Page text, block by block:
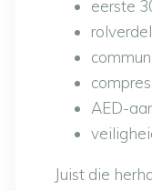
eerste
AED-
Juist die